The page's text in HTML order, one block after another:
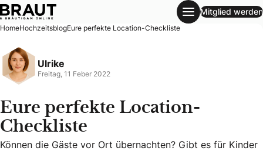
Eure perfekte Location-Checkliste
Mitglied werden
HomeHochzeitsblogEure perfekte Location-Checkliste
Ulrike
Freitag, 11 Feber 2022
Eure perfekte Location-
Checkliste
Können die Gäste vor Ort übernachten? Gibt es für Kinder